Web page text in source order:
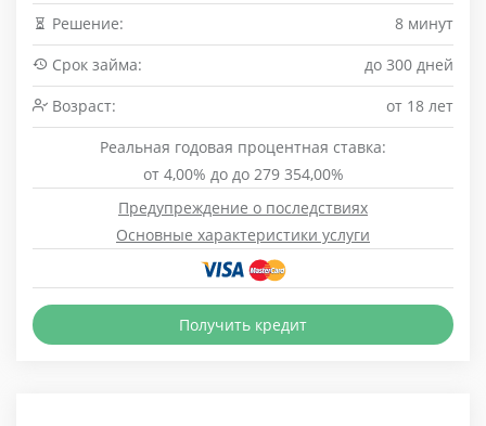
Решение:
8 минут
Срок займа:
до 300 дней
Возраст:
от 18 лет
Реальная годовая процентная ставка:
от 4,00% до до 279 354,00%
Предупреждение о последствиях
Основные характеристики услуги
Получить кредит